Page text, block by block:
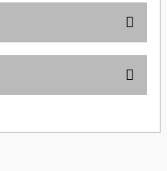
kullanarak tarafımıza